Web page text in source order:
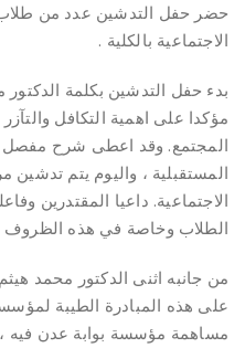
حضر حفل التدشين عدد من
الاجتماعية بالكلية .
بدء حفل التدشين بكلمة
مؤكدا على اهمية التكافل
المجتمع. وقد اعطى شرح مفصل
المستقبلية ، واليوم يتم تدشين
الاجتماعية. داعيا المقتدرين
الطلاب وخاصة في هذه الظروف
من جانبه اثنى الدكتور محمد
على هذه المبادرة الطيبة
مساهمة مؤسسة بوابة عدن فيه